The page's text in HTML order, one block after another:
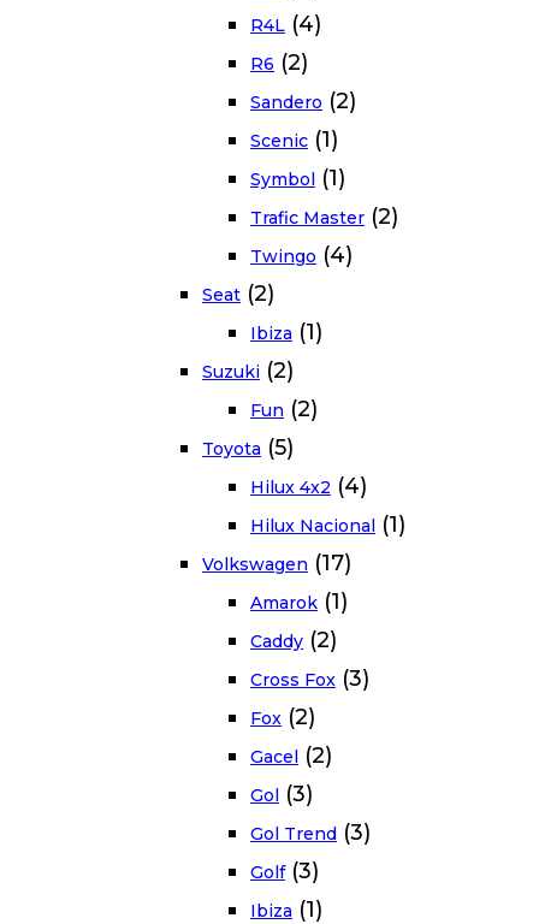
R4L (4)
R6 (2)
Sandero (2)
Scenic (1)
Symbol (1)
Trafic Master (2)
Twingo (4)
Seat (2)
Ibiza (1)
Suzuki (2)
Fun (2)
Toyota (5)
Hilux 4x2 (4)
Hilux Nacional (1)
Volkswagen (17)
Amarok (1)
Caddy (2)
Cross Fox (3)
Fox (2)
Gacel (2)
Gol (3)
Gol Trend (3)
Golf (3)
Ibiza (1)